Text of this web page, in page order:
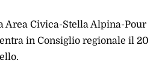
Area Civica-Stella Alpina-Pour
in Consiglio regionale il 20